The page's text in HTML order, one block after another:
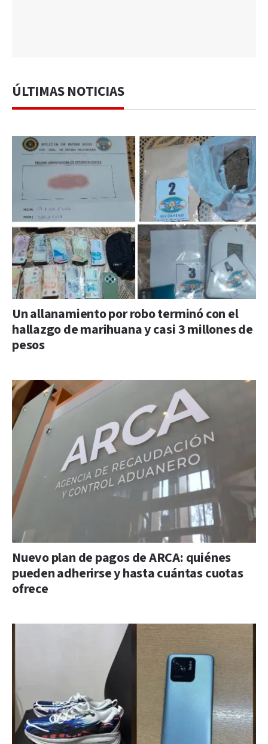
ÚLTIMAS NOTICIAS
Un allanamiento por robo terminó con el
hallazgo de marihuana y casi 3 millones de
pesos
Nuevo plan de pagos de ARCA: quiénes
pueden adherirse y hasta cuántas cuotas
ofrece